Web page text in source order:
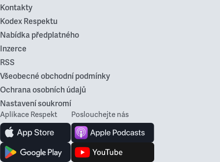
Kontakty
Kodex Respektu
Nabídka předplatného
Inzerce
RSS
Všeobecné obchodní podmínky
Ochrana osobních údajů
Nastavení soukromí
Aplikace Respekt Poslouchejte nás